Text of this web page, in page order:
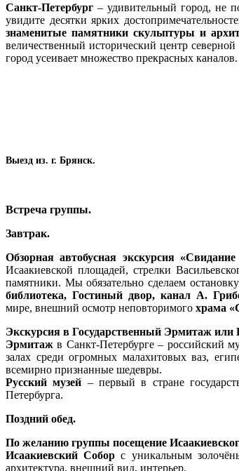
Санкт-Петербург – удивительный город, не
увидите десятки ярких
знаменитые памятники скульптуры и
величественный исторический центр
город усеивает множество прекрасных каналов.
Выезд из. г. Брянск.
Встреча группы.
Завтрак.
Обзорная автобусная экскурсия
Исаакиевской площадей, стрелки
памятники. Мы обязательно сделаем
библиотека, Гостиный двор, канал А.
мире, внешний осмотр неповторимого храма
Экскурсия в Государственный Эрмитаж или
Эрмитаж в Санкт-Петербурге – российский
залах среди огромных малахитовых ваз,
всемирно признанные шедевры.
Русский музей – первый в стране
Петербурга.
Поздний обед.
По желанию группы посещение
Исаакиевский Соборс уникальным
архитектура, внешний вид, интерьер.